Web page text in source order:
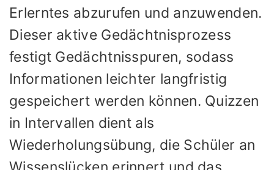
Erlerntes abzurufen und anzuwenden.
Dieser aktive Gedächtnisprozess
festigt Gedächtnisspuren, sodass
Informationen leichter langfristig
gespeichert werden können. Quizzen
in Intervallen dient als
Wiederholungsübung, die Schüler an